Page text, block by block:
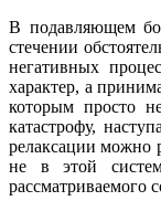
В подавляющем
стечении
негативных
характер, а
которым просто
катастрофу,
релаксации можно
не в этой
рассматриваемого